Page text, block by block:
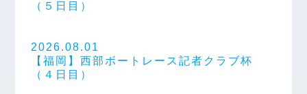
（５日目）
2026.08.01
【福岡】西部ボートレース記者クラブ杯
（４日目）